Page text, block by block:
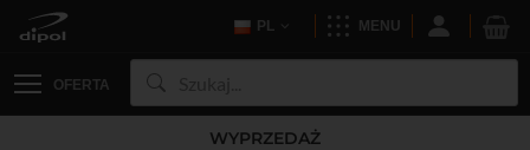
PL MENU
OFERTA
WYPRZEDAŻ